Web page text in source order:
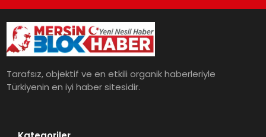
Tarafsız, objektif ve en etkili organik haberleriyle
Türkiyenin en iyi haber sitesidir.